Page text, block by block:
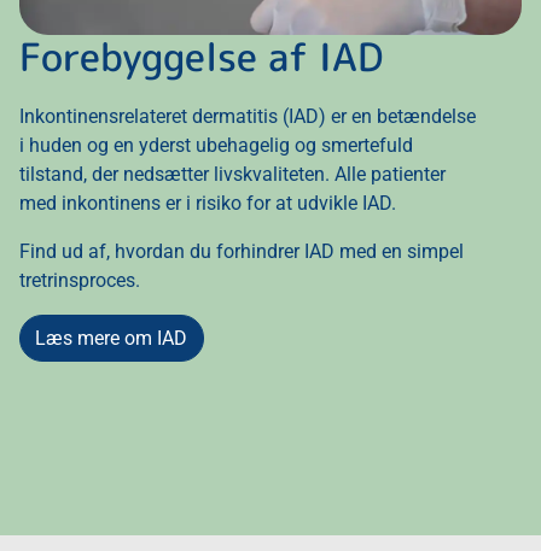
Forebyggelse af IAD
Inkontinensrelateret dermatitis (IAD) er en betændelse
i huden og en yderst ubehagelig og smertefuld
tilstand, der nedsætter livskvaliteten. Alle patienter
med inkontinens er i risiko for at udvikle IAD.
Find ud af, hvordan du forhindrer IAD med en simpel
tretrinsproces.
Læs mere om IAD